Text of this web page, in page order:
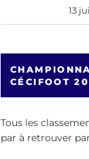
13
CÉCIFOOT
Tous les
par à retrouver par